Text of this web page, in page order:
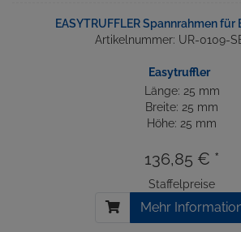
EASYTRUFFLER Spannrahmen
Artikelnummer: UR-0109-
Easytruffler
Länge: 25 mm
Breite: 25 mm
Höhe: 25 mm
136,85 € *
Staffelpreise
Mehr